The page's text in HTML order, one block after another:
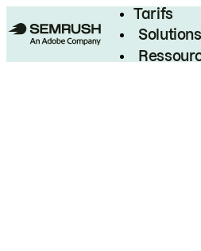
Tarifs
Solutions